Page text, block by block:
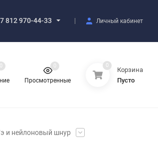
812 970-44-33 Личный кабинет
0
Просмотренные
0 0
Корзина
Пусто
и нейлоновый шнур